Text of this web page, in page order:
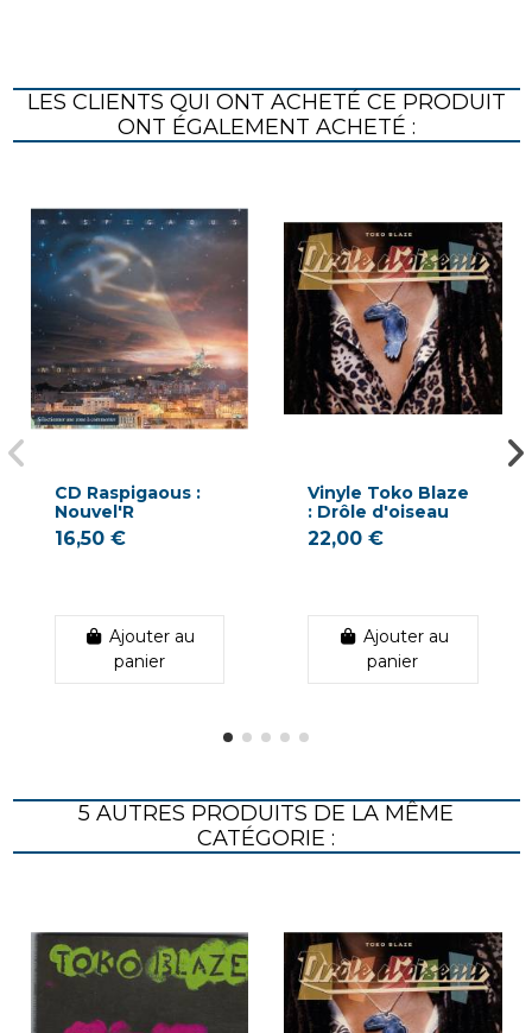
LES CLIENTS QUI ONT ACHETÉ CE PRODUIT
ONT ÉGALEMENT ACHETÉ :
CD Raspigaous :
Nouvel'R
16,50 €
Ajouter au
panier
Vinyle Toko Blaze
: Drôle d'oiseau
22,00 €
Ajouter au
panier
5 AUTRES PRODUITS DE LA MÊME
CATÉGORIE :